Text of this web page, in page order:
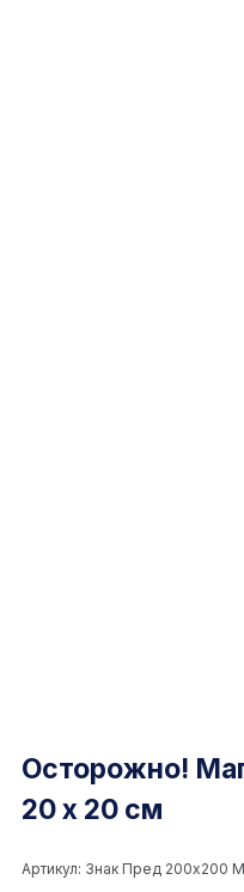
Осторожно!
20 х 20 см
Артикул: Знак Пред 200x200